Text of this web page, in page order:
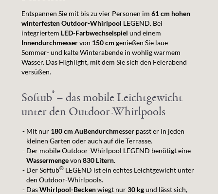
Entspannen Sie mit bis zu vier Personen im 61 cm hohen
winterfesten Outdoor-Whirlpool LEGEND. Bei
integriertem LED-Farbwechselspiel und einem
Innendurchmesservon 150 cm genießen Sie laue
Sommer- und kalte Winterabende in wohlig warmem
Wasser. Das Highlight, mit dem Sie sich den Feierabend
versüßen.
Softub®– das mobile Leichtgewicht
unter den Outdoor-Whirlpools
Mit nur 180 cm Außendurchmesserpasst er in jeden
kleinen Garten oder auch auf die Terrasse.
Der mobile Outdoor-Whirlpool LEGEND benötigt eine
Wassermengevon 830 Litern.
Der Softub®LEGEND ist ein echtes Leichtgewicht unter
den Outdoor-Whirlpools.
DasWhirlpool-Beckenwiegt nur30 kgund lässt sich,